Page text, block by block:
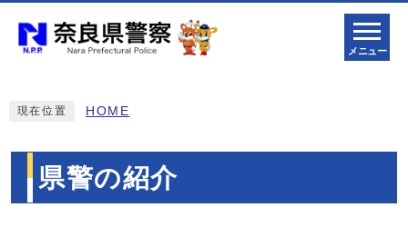
メニュー
現在位置 HOME
県警の紹介